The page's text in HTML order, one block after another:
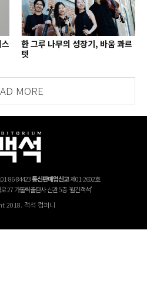
한 그루 나무의 성장기, 바움 콰르
텟
MORE
86-84423통신판매업신고제01-2602호
27 가톨릭출판사 신관 5층 '월간객석'
2018. 객석 컴퍼니